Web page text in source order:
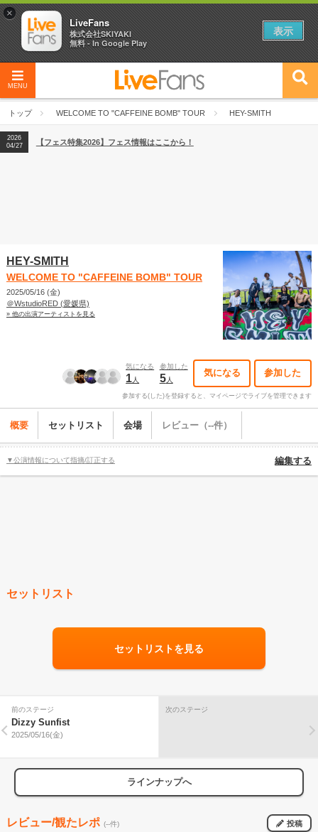
MENU
トップ WELCOME TO "CAFFEINE BOMB" TOUR HEY-SMITH
2026
04/27
2026
【ライブ動員ランキング】2026年上半期編発表！
2026
04/27
【フェス特集2026】フェス情報はここから！
HEY-SMITH
WELCOME TO "CAFFEINE BOMB" TOUR
2025/05/16 (金)
＠WstudioRED (愛媛県)
» 他の出演アーティストを見る
気になる
1人
参加した
5人
気になる 参加した
参加する(した)を登録すると、マイページでライブを管理できます
概要 セットリスト 会場 レビュー（--件）
▼公演情報について指摘/訂正する 編集する
セットリスト
セットリストを見る
前のステージ
Dizzy Sunfist
2025/05/16(金)
次のステージ
ラインナップへ
レビュー/観たレポ (--件) 投稿
×
LiveFans
株式会社SKIYAKI
無料 - In Google Play
表示